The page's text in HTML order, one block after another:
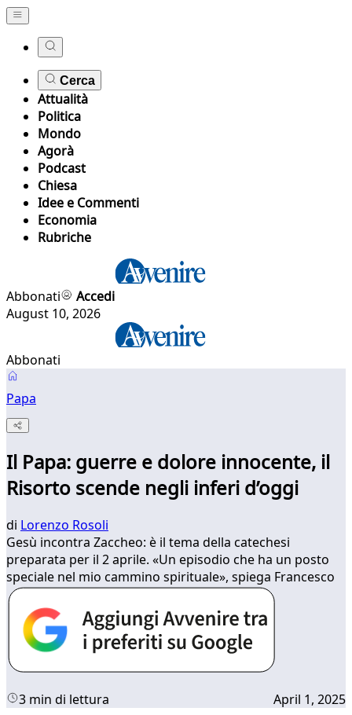
Cerca
Attualità
Politica
Mondo
Agorà
Podcast
Chiesa
Idee e Commenti
Economia
Rubriche
Abbonati
Accedi
August 10, 2026
Abbonati
Papa
Il Papa: guerre e dolore innocente, il
Risorto scende negli inferi d’oggi
di Lorenzo Rosoli
Gesù incontra Zaccheo: è il tema della catechesi
preparata per il 2 aprile. «Un episodio che ha un posto
speciale nel mio cammino spirituale», spiega Francesco
3 min di lettura April 1, 2025